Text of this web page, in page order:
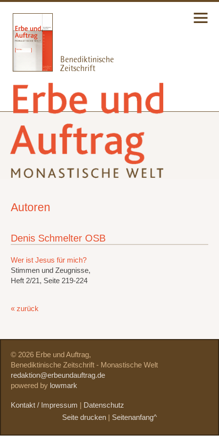
Autoren
Denis Schmelter OSB
Wer ist Jesus für mich?
Stimmen und Zeugnisse,
Heft 2/21, Seite 219-224
« zurück
© 2026 Erbe und Auftrag,
Benediktinische Zeitschrift - Monastische Welt
redaktion@erbeundauftrag.de
powered by lowmark
Kontakt / Impressum
Datenschutz
Seite drucken
Seitenanfang^